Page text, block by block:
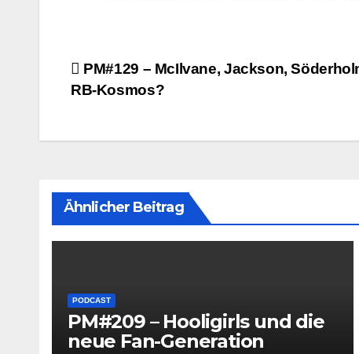
Beitragsnavigation
PM#129 – McIlvane, Jackson,
RB-Kosmos?
Ähnlicher Beitrag
PODCAST
PM#209 – Hooligirls und die
neue Fan-Generation